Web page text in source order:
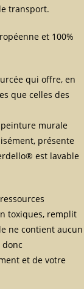
transport.
et 100%
qui offre, en
que celles des
peinture murale
présente
est lavable
toxiques, remplit
ne contient aucun
donc
et de votre